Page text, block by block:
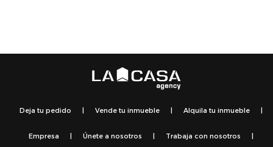
Deja tu pedido Vende tu inmueble Alquila tu inmueble
Empresa Únete a nosotros Trabaja con nosotros